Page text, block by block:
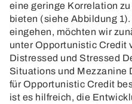
eine geringe Korrelation
bieten (siehe Abbildung
eingehen, möchten wir
unter Opportunistic Credit
Distressed und Stressed
Situations und Mezzanine
für Opportunistic Credit
ist es hilfreich, die